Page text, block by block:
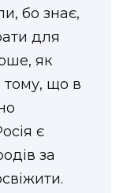
бо знає,
для
як
тому, що в
є
за